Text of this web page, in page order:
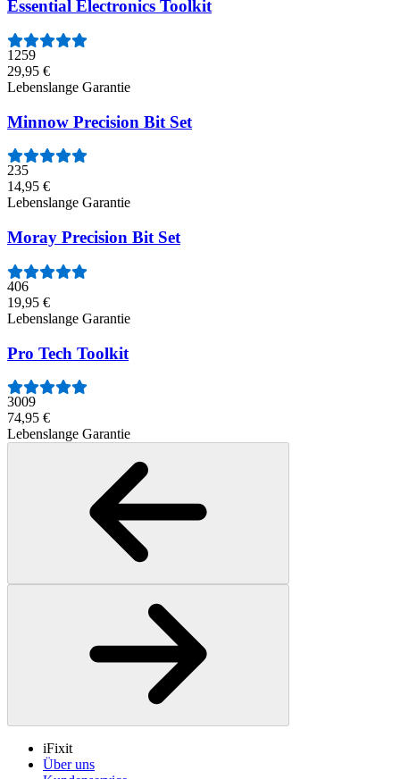
Essential Electronics Toolkit
1259
29,95 €
Lebenslange Garantie
Minnow Precision Bit Set
235
14,95 €
Lebenslange Garantie
Moray Precision Bit Set
406
19,95 €
Lebenslange Garantie
Pro Tech Toolkit
3009
74,95 €
Lebenslange Garantie
iFixit
Über uns